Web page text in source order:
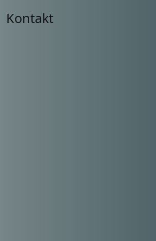
Kontakt